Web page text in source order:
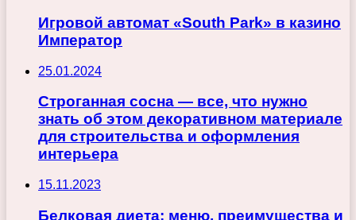
Игровой автомат «South Park» в казино
Император
25.01.2024
Строганная сосна — все, что нужно
знать об этом декоративном материале
для строительства и оформления
интерьера
15.11.2023
Белковая диета: меню, преимущества и